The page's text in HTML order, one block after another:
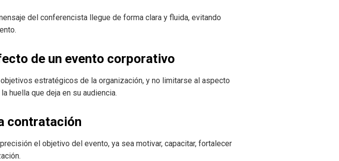
del conferencista llegue de forma clara y fluida, evitando
de un evento corporativo
estratégicos de la organización, y no limitarse al aspecto
huella que deja en su audiencia.
contratación
el objetivo del evento, ya sea motivar, capacitar, fortalecer